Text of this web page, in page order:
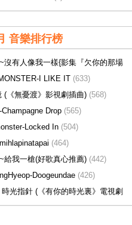
音樂排行榜
沒有人像我一樣{影集『欠你的那場
曲}(好歌真心推薦) (647)
I LIKE IT (633)
(《無憂渡》影視劇插曲) (568)
Champagne Drop (565)
Locked In (504)
(464)
給我一槍(好歌真心推薦) (442)
Doogeundae (426)
光指針 (《有你的時光裏》電視劇